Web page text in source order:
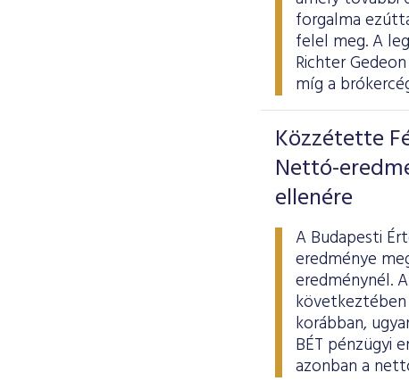
forgalma
felel meg. A
Richter
míg a
Közzétette
Nettó-
ellenére
A Budapesti
eredménye
eredménynél.
korábban,
BÉT pénzügyi
azonban a